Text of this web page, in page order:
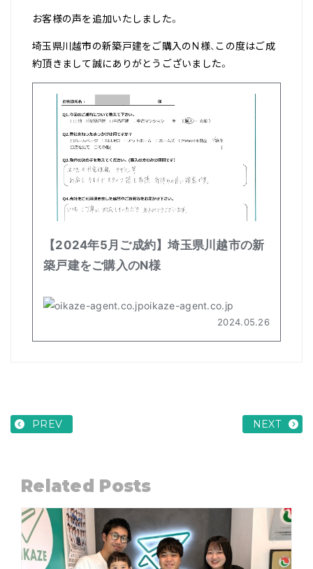
お客様の声を追加いたしました。
埼玉県川越市の新築戸建をご購入のN様、この度はご成
約頂きまして誠にありがとうございました。
PREV NEXT
Related Posts